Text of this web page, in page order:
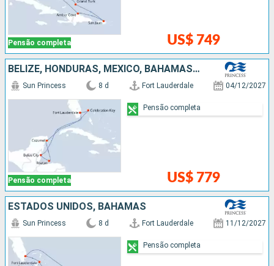
Pensão completa US$ 749
BELIZE, HONDURAS, MÉXICO, BAHAMAS, ESTADOS UNIDOS
Pensão completa
Sun Princess 8 d Fort Lauderdale 04/12/2027
US$ 779
Pensão completa
ESTADOS UNIDOS, BAHAMAS
Sun Princess 8 d Fort Lauderdale 11/12/2027
Pensão completa